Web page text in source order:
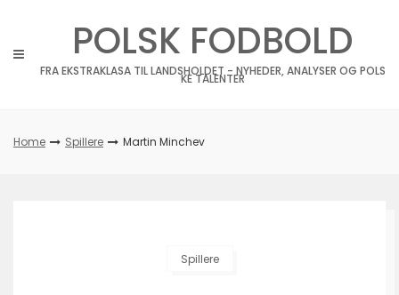
POLSK FODBOLD
FRA EKSTRAKLASA TIL LANDSHOLDET - NYHEDER, ANALYSER OG POLS
KE TALENTER
Home Spillere Martin Minchev
Spillere